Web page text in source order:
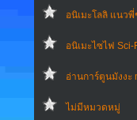
อนิเมะโลลิ แนว
อนิเมะไซไฟ Sci-
อ่านการ์ตูนมังงะ
ไม่มีหมวดหมู่